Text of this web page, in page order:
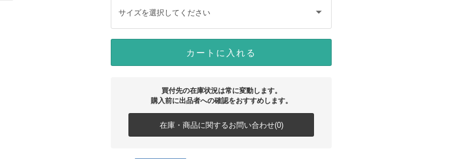
サイズを選択してください
カートに入れる
買付先の在庫状況は常に変動します。
購入前に出品者への確認をおすすめします。
在庫・商品に関するお問い合わせ(0)